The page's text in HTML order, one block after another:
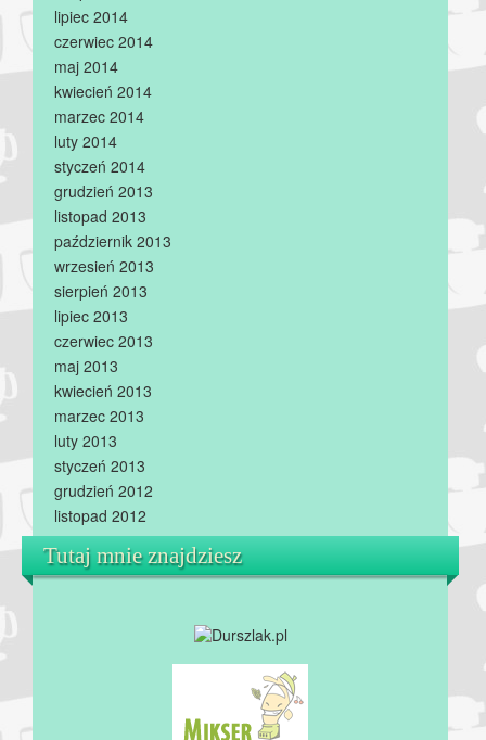
lipiec 2014
czerwiec 2014
maj 2014
kwiecień 2014
marzec 2014
luty 2014
styczeń 2014
grudzień 2013
listopad 2013
październik 2013
wrzesień 2013
sierpień 2013
lipiec 2013
czerwiec 2013
maj 2013
kwiecień 2013
marzec 2013
luty 2013
styczeń 2013
grudzień 2012
listopad 2012
Tutaj mnie znajdziesz